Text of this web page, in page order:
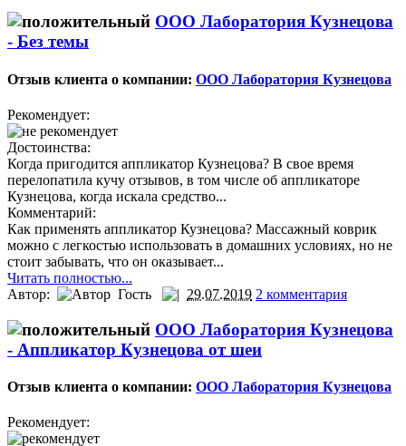
ООО Лаборатория Кузнецова
- Без темы
Отзыв клиента о компании: ООО Лаборатория Кузнецова
Рекомендует:
Достоинства:
Когда пригодится аппликатор Кузнецова? В свое время
перелопатила кучу отзывов, в том числе об аппликаторе
Кузнецова, когда искала средство...
Комментарий:
Как применять аппликатор Кузнецова? Массажный коврик
можно с легкостью использовать в домашних условиях, но не
стоит забывать, что он оказывает...
Читать полностью...
Автор:
Гость 29.07.2019 2 комментария
ООО Лаборатория Кузнецова
- Аппликатор Кузнецова от шеи
Отзыв клиента о компании: ООО Лаборатория Кузнецова
Рекомендует: